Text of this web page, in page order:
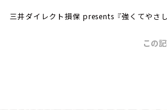
三井ダイレクト損保 presents 『強くてやさ
この